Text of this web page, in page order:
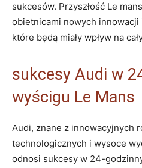
sukcesów. Przyszłość Le
obietnicami nowych
które będą miały wpływ na
sukcesy Audi w
wyścigu Le Mans
Audi, znane z innowacyjnych
technologicznych i wysoce
odnosi sukcesy w 24-